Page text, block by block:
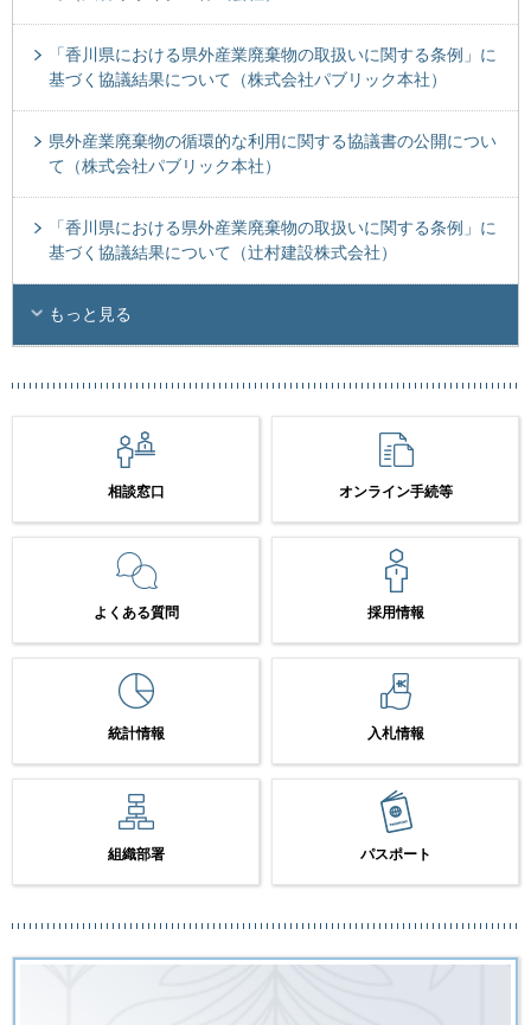
「香川県における県外産業廃棄物の取扱いに関する条例」に
基づく協議結果について（株式会社パブリック本社）
県外産業廃棄物の循環的な利用に関する協議書の公開につい
て（株式会社パブリック本社）
「香川県における県外産業廃棄物の取扱いに関する条例」に
基づく協議結果について（辻村建設株式会社）
もっと見る
相談窓口 オンライン手続等
よくある質問 採用情報
統計情報 入札情報
組織部署 パスポート